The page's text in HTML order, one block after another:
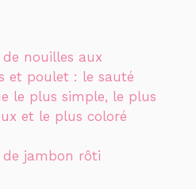
de nouilles aux
et poulet : le sauté
le plus simple, le plus
et le plus coloré
de jambon rôti